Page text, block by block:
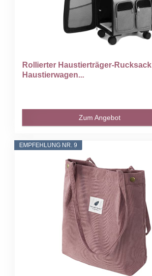
Rollierter Haustierträger-Rucksack
Haustierwagen...
Zum Angebot
EMPFEHLUNG NR. 9